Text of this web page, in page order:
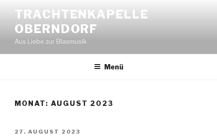
springen
TRACHTENKAPELLE
OBERNDORF
Aus Liebe zur Blasmusik
Menü
MONAT: AUGUST 2023
VERÖFFENTLICHT
27. AUGUST 2023